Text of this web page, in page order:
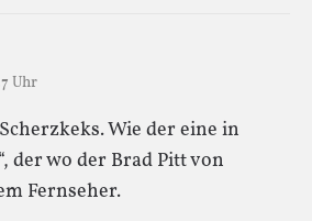
Uhr
Wie der eine in
der wo der Brad Pitt von
Fernseher.